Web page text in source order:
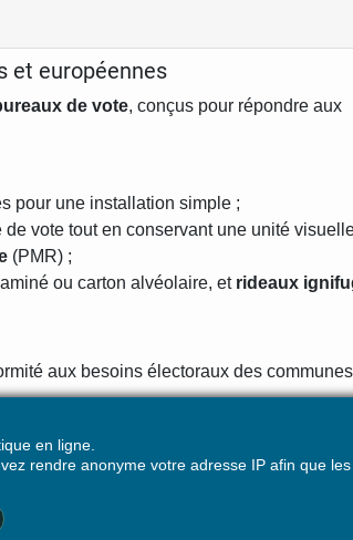
et européennes
de vote, conçus pour répondre aux
pour une installation simple ;
vote tout en conservant une unité
(PMR) ;
ou carton alvéolaire, et rideaux
aux besoins électoraux des
en ligne.
rendre anonyme votre adresse IP afin que